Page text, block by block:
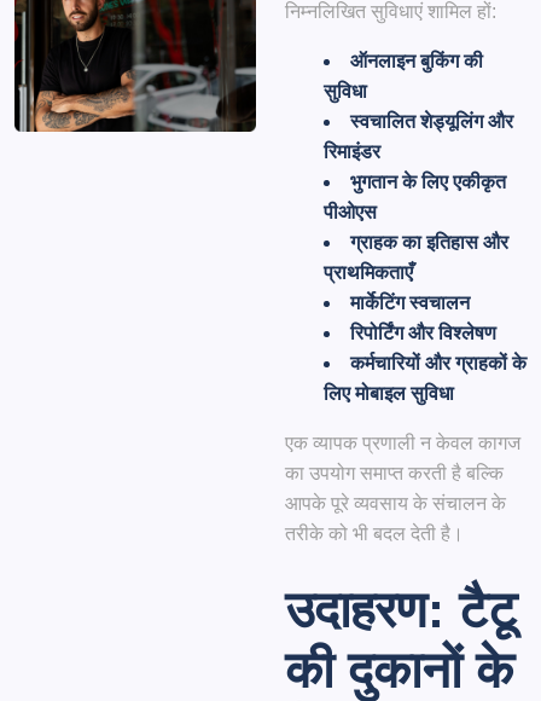
निम्नलिखित सुविधाएं शामिल हों:
ऑनलाइन बुकिंग की
सुविधा
स्वचालित शेड्यूलिंग और
रिमाइंडर
भुगतान के लिए एकीकृत
पीओएस
ग्राहक का इतिहास और
प्राथमिकताएँ
मार्केटिंग स्वचालन
रिपोर्टिंग और विश्लेषण
कर्मचारियों और ग्राहकों के
लिए मोबाइल सुविधा
एक व्यापक प्रणाली न केवल कागज
का उपयोग समाप्त करती है बल्कि
आपके पूरे व्यवसाय के संचालन के
तरीके को भी बदल देती है।
उदाहरण: टैटू
की दुकानों के